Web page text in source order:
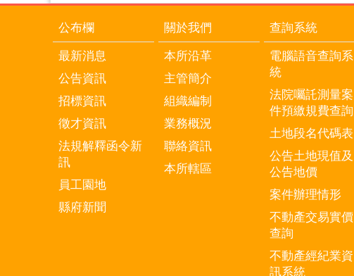
公布欄
最新消息
公告資訊
招標資訊
徵才資訊
法規解釋函令新
訊
員工園地
縣府新聞
關於我們
本所沿革
主管簡介
組織編制
業務概況
聯絡資訊
本所轄區
查詢系統
電腦語音查詢系
統
法院囑託測量案
件預繳規費查詢
土地段名代碼表
公告土地現值及
公告地價
案件辦理情形
不動產交易實價
查詢
不動產經紀業資
訊系統